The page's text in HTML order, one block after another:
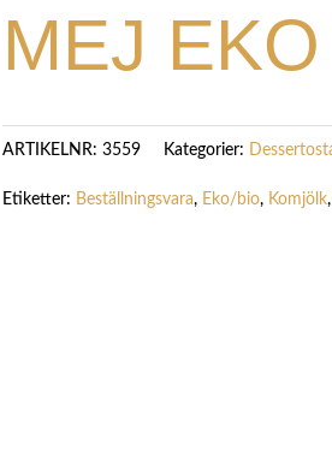
MEJ
ARTIKELNR: 3559 Kategorier:
Etiketter: Beställningsvara, Eko/bio, Komjölk,